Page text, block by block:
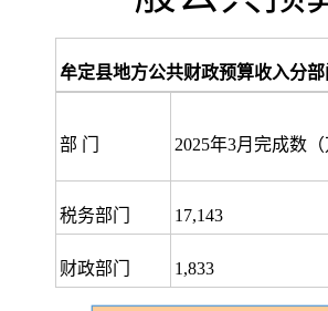
牟定县地方公共财政预算收入分
部 门 2025年3月完成数（
税务部门 17,143
财政部门 1,833